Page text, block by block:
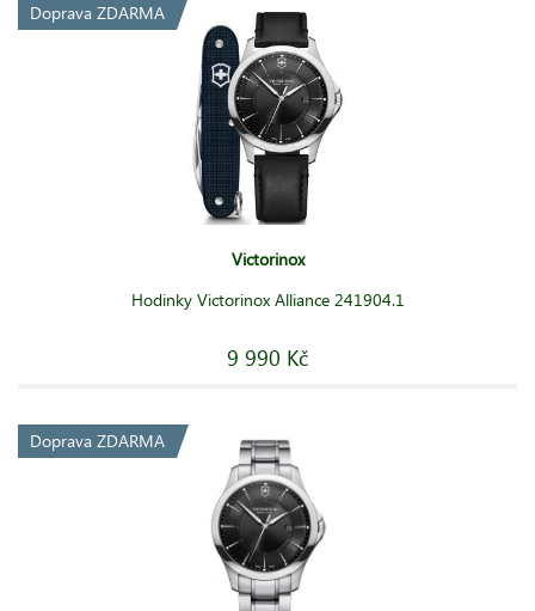
Doprava ZDARMA
Victorinox
Hodinky Victorinox Alliance 241904.1
9 990 Kč
Doprava ZDARMA